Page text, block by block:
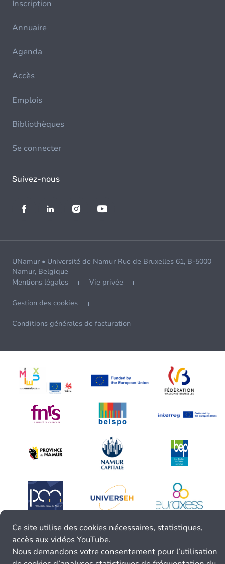
Inscription
Annuaire
Agenda
Accès
Emplois
Bibliothèques
Se connecter
Suivez-nous
UNamur • Université de Namur Rue de Bruxelles 61, B-5000
Namur, Belgique
Mentions légales
Vie privée
Gestion des cookies
Conditions générales de facturation
Ce site utilise des cookies nécessaires, statistiques,
accès aux vidéos YouTube.
Nous demandons votre consentement pour l’utilisation